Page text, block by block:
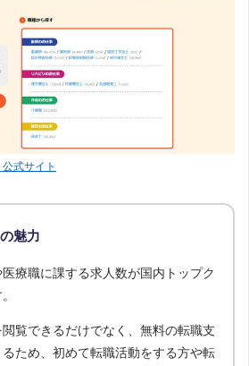
公式サイト
魅力
療職に課する求人数が国内トップク
覧できるだけでなく、無料の転職支
ため、初めて転職活動をする方や転